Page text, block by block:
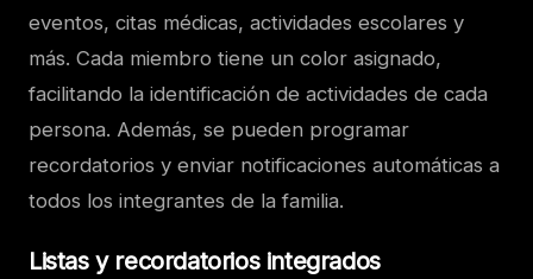
eventos, citas médicas, actividades escolares y
más. Cada miembro tiene un color asignado,
facilitando la identificación de actividades de cada
persona. Además, se pueden programar
recordatorios y enviar notificaciones automáticas a
todos los integrantes de la familia.
Listas y recordatorios integrados